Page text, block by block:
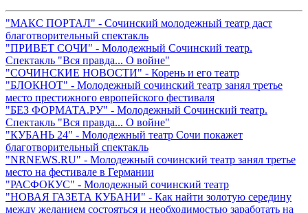
"МАКС ПОРТАЛ" - Сочинский молодежный театр даст
благотворительный спектакль
"ПРИВЕТ СОЧИ" - Молодежный Сочинский театр.
Спектакль "Вся правда... О войне"
"СОЧИНСКИЕ НОВОСТИ" - Корень и его театр
"БЛОКНОТ" - Молодежный сочинский театр занял третье
место престижного европейского фестиваля
"БЕЗ ФОРМАТА.РУ" - Молодежный Сочинский театр.
Спектакль "Вся правда... О войне"
"КУБАНЬ 24" - Молодежный театр Сочи покажет
благотворительный спектакль
"NRNEWS.RU" - Молодежный сочинский театр занял третье
место на фестивале в Германии
"РАСФОКУС" - Молодежный сочинский театр
"НОВАЯ ГАЗЕТА КУБАНИ" - Как найти золотую середину
между желанием состояться и необходимостью заработать на